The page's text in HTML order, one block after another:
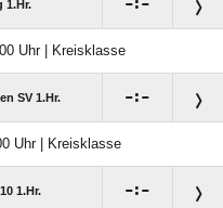
1.Hr. :
Uhr | Kreisklasse
SV 1.Hr. :
Uhr | Kreisklasse
1.Hr. :